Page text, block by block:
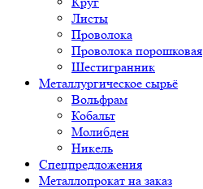
Листы
Проволока
Проволока порошковая
Шестигранник
Металлургическое сырьё
Вольфрам
Кобальт
Молибден
Никель
Спецпредложения
Металлопрокат на заказ